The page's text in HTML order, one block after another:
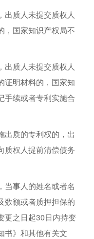
质人未提交质权人
，国家知识产权局不
质人未提交质权人
证明材料的，国家知
手续或者专利实施合
质的专利权的，出
质权人提前清偿债务
事人的姓名或者名
数额或者质押担保的
更之日起30日内持变
书》和其他有关文